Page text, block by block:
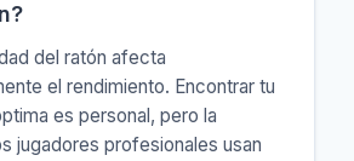
del ratón afecta
el rendimiento. Encontrar tu
es personal, pero la
jugadores profesionales usan